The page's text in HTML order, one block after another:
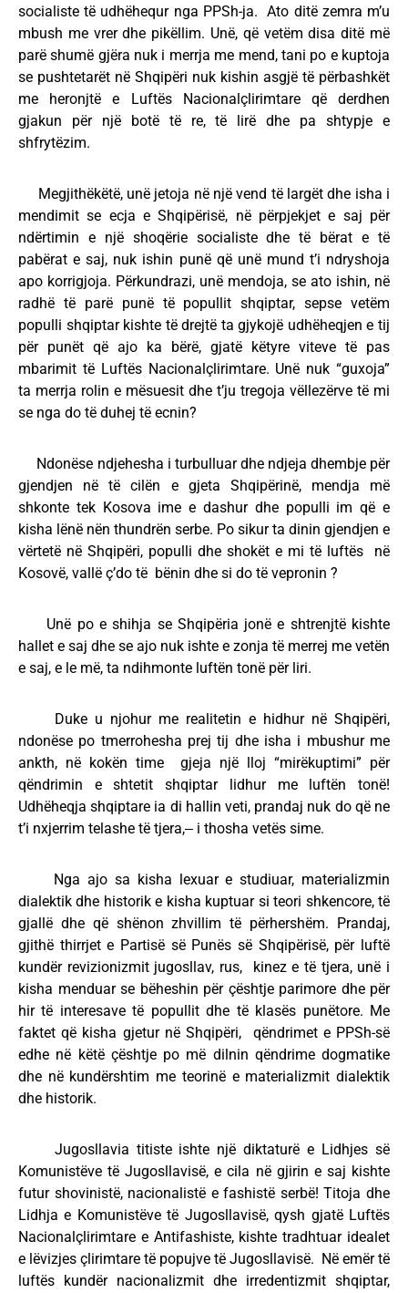
socialiste të udhëhequr nga PPSh-ja. Ato ditë zemra m’u
mbush me vrer dhe pikëllim. Unë, që vetëm disa ditë më
parë shumë gjëra nuk i merrja me mend, tani po e kuptoja
se pushtetarët në Shqipëri nuk kishin asgjë të përbashkët
me heronjtë e Luftës Nacionalçlirimtare që derdhen
gjakun për një botë të re, të lirë dhe pa shtypje e
shfrytëzim.
Megjithëkëtë, unë jetoja në një vend të largët dhe isha i
mendimit se ecja e Shqipërisë, në përpjekjet e saj për
ndërtimin e një shoqërie socialiste dhe të bërat e të
pabërat e saj, nuk ishin punë që unë mund t’i ndryshoja
apo korrigjoja. Përkundrazi, unë mendoja, se ato ishin, në
radhë të parë punë të popullit shqiptar, sepse vetëm
populli shqiptar kishte të drejtë ta gjykojë udhëheqjen e tij
për punët që ajo ka bërë, gjatë këtyre viteve të pas
mbarimit të Luftës Nacionalçlirimtare. Unë nuk “guxoja”
ta merrja rolin e mësuesit dhe t’ju tregoja vëllezërve të mi
se nga do të duhej të ecnin?
Ndonëse ndjehesha i turbulluar dhe ndjeja dhembje për
gjendjen në të cilën e gjeta Shqipërinë, mendja më
shkonte tek Kosova ime e dashur dhe populli im që e
kisha lënë nën thundrën serbe. Po sikur ta dinin gjendjen e
vërtetë në Shqipëri, populli dhe shokët e mi të luftës në
Kosovë, vallë ç’do të bënin dhe si do të vepronin ?
Unë po e shihja se Shqipëria jonë e shtrenjtë kishte
hallet e saj dhe se ajo nuk ishte e zonja të merrej me vetën
e saj, e le më, ta ndihmonte luftën tonë për liri.
Duke u njohur me realitetin e hidhur në Shqipëri,
ndonëse po tmerrohesha prej tij dhe isha i mbushur me
ankth, në kokën time gjeja një lloj “mirëkuptimi” për
qëndrimin e shtetit shqiptar lidhur me luftën tonë!
Udhëheqja shqiptare ia di hallin veti, prandaj nuk do që ne
t’i nxjerrim telashe të tjera,‒ i thosha vetës sime.
Nga ajo sa kisha lexuar e studiuar, materializmin
dialektik dhe historik e kisha kuptuar si teori shkencore, të
gjallë dhe që shënon zhvillim të përhershëm. Prandaj,
gjithë thirrjet e Partisë së Punës së Shqipërisë, për luftë
kundër revizionizmit jugosllav, rus, kinez e të tjera, unë i
kisha menduar se bëheshin për çështje parimore dhe për
hir të interesave të popullit dhe të klasës punëtore. Me
faktet që kisha gjetur në Shqipëri, qëndrimet e PPSh-së
edhe në këtë çështje po më dilnin qëndrime dogmatike
dhe në kundërshtim me teorinë e materializmit dialektik
dhe historik.
Jugosllavia titiste ishte një diktaturë e Lidhjes së
Komunistëve të Jugosllavisë, e cila në gjirin e saj kishte
futur shovinistë, nacionalistë e fashistë serbë! Titoja dhe
Lidhja e Komunistëve të Jugosllavisë, qysh gjatë Luftës
Nacionalçlirimtare e Antifashiste, kishte tradhtuar idealet
e lëvizjes çlirimtare të popujve të Jugosllavisë. Në emër të
luftës kundër nacionalizmit dhe irredentizmit shqiptar,